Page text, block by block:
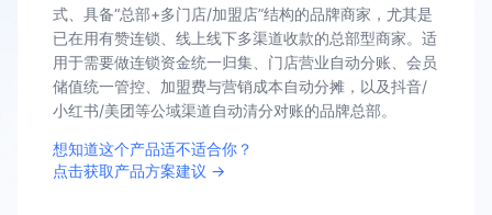
式、具备“总部+多门店/加盟店”结构的品牌商家，尤其是
已在用有赞连锁、线上线下多渠道收款的总部型商家。适
用于需要做连锁资金统一归集、门店营业自动分账、会员
储值统一管控、加盟费与营销成本自动分摊，以及抖音/
小红书/美团等公域渠道自动清分对账的品牌总部。
想知道这个产品适不适合你？
点击获取产品方案建议 →